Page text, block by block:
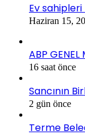
Ev
Haziran 15,
ABP GENEL
16 saat önce
Sancının
2 gün önce
Terme